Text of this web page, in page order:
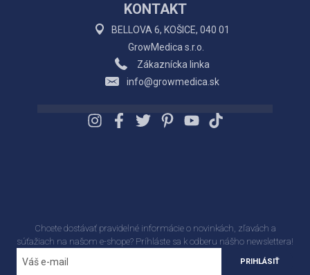
KONTAKT
BELLOVA 6, KOŠICE, 040 01
GrowMedica s.r.o.
Zákaznícka linka
info@growmedica.sk
Chcete dostávať pravidelné informácie o novinkách, zľavách a
súťažiach na našom e-shope? Príhláste sa k odberu nášho newslettera!
PRIHLÁSIŤ